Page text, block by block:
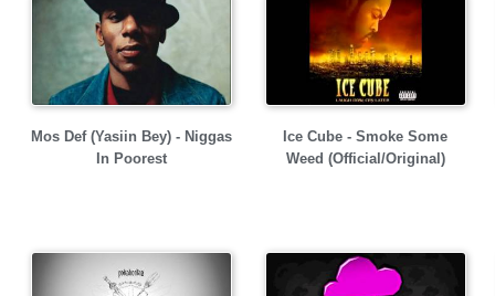
Mos Def (Yasiin Bey) - Niggas
In Poorest
Ice Cube - Smoke Some
Weed (Official/Original)